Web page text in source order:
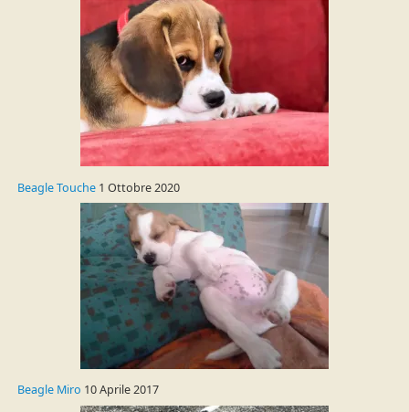
Beagle Touche1 Ottobre 2020
Beagle Miro 10 Aprile 2017